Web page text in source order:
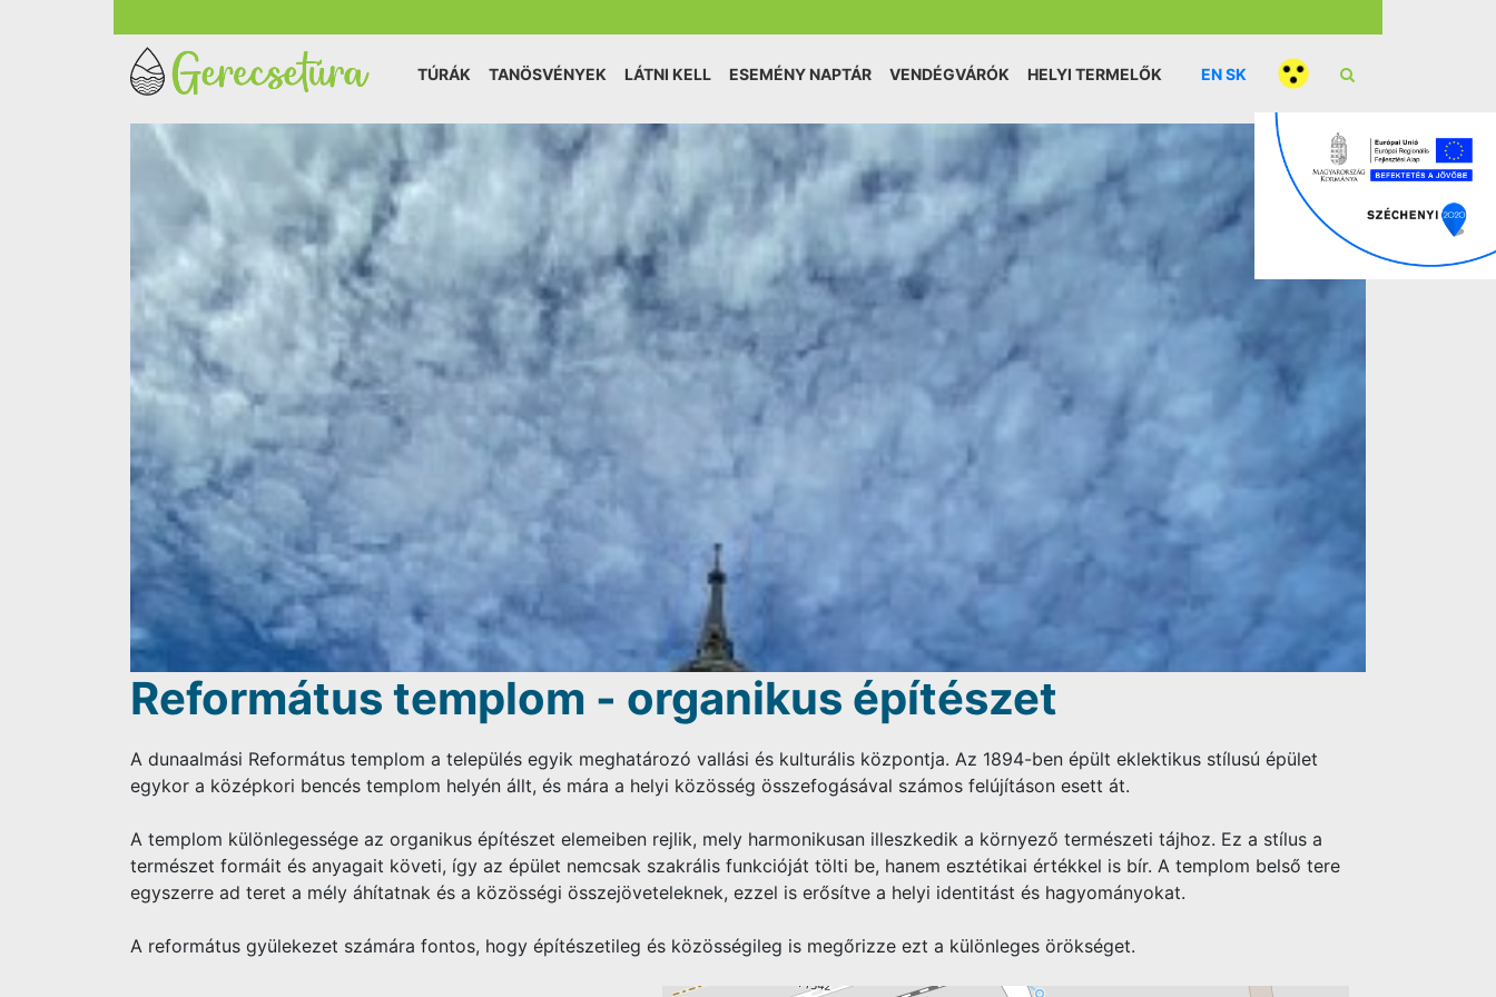
TÚRÁK TANÖSVÉNYEK LÁTNI KELL ESEMÉNY NAPTÁR VENDÉGVÁRÓK HELYI TERMELŐK ENSK
Református templom - organikus építészet
A dunaalmási Református templom a település egyik meghatározó vallási és kulturális központja. Az 1894-ben épült eklektikus stílusú épület
egykor a középkori bencés templom helyén állt, és mára a helyi közösség összefogásával számos felújításon esett át.
A templom különlegessége az organikus építészet elemeiben rejlik, mely harmonikusan illeszkedik a környező természeti tájhoz. Ez a stílus a
természet formáit és anyagait követi, így az épület nemcsak szakrális funkcióját tölti be, hanem esztétikai értékkel is bír. A templom belső tere
egyszerre ad teret a mély áhítatnak és a közösségi összejöveteleknek, ezzel is erősítve a helyi identitást és hagyományokat.
A református gyülekezet számára fontos, hogy építészetileg és közösségileg is megőrizze ezt a különleges örökséget.